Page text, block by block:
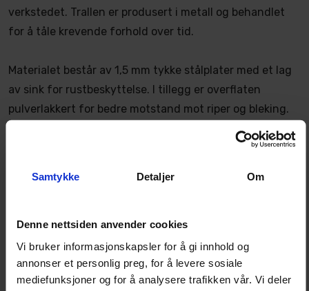
Samtykke Detaljer Om
Denne nettsiden anvender cookies
Vi bruker informasjonskapsler for å gi innhold og
annonser et personlig preg, for å levere sosiale
mediefunksjoner og for å analysere trafikken vår. Vi deler
verkstedet. Trallen er produsert i metall og behandlet
for å tåle krevende forhold over tid.
Materialet består av 1,5 mm tykke stålplater med et lag
av sink for rustbeskyttelse. I tillegg er overflaten
pulverlakkert for bedre motstand mot riper og bleking.
Dette gir trallen en slitesterk og varig finish som egner
seg godt til daglig bruk i både hobby- og profesjonelle
sørger for avrundede kanter og jevn finish uten skarpe
avslutninger. Den beveger seg lett takket være høye,
svingbare gummihjul som også fungerer godt på ujevnt
underlag. To av hjulene er utstyrt med brems for økt